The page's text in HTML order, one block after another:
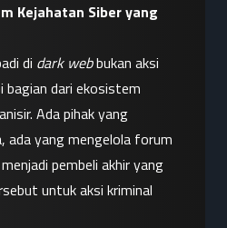
Kejahatan Siber yang
di dark web bukan aksi
dari ekosistem
Ada pihak yang
ada yang mengelola forum
pembeli akhir yang
untuk aksi kriminal